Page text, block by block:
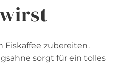
Eiskaffee zubereiten.
sorgt für ein tolles